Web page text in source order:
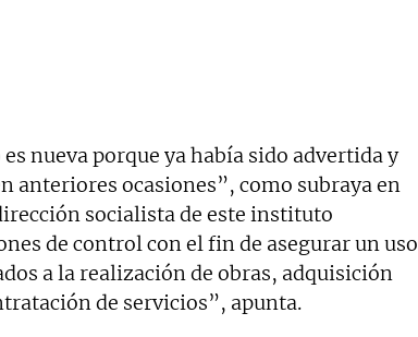
nueva porque ya había sido advertida y
anteriores ocasiones”, como subraya en
socialista de este instituto
de control con el fin de asegurar un uso
a la realización de obras, adquisición
de servicios”, apunta.